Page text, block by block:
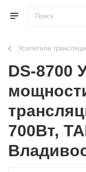
Усилители
DS-8700
700Вт,